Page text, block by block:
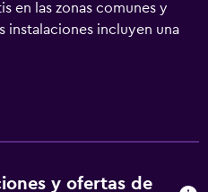
en las zonas comunes y
instalaciones incluyen una
un único servicio de
Best Value Inn
motel en Amarillo ofrece
y ofertas de